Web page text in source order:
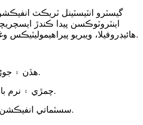
اينٽروٽوڪسن پيدا ڪندڙ
هائيڊروفيلا، ويبريو پيراهيموليٽيڪس وغيره جي ڪري ٿئي ٿو.
5. هڏن ۽ جوڑوں جي انفيڪشن.
6. چمڙي ۽ نرم بافتن جي انفيڪشن.
7. سسٽماتي انفيڪشن جهڙوڪ سيپسس.